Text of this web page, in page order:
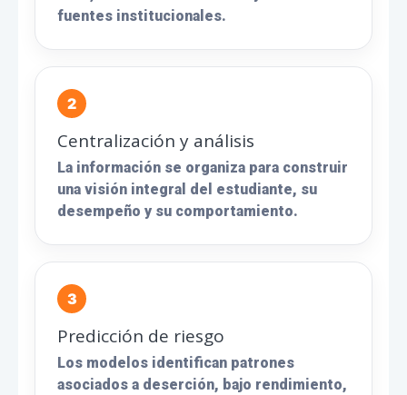
fuentes institucionales.
Centralización y análisis
La información se organiza para construir
una visión integral del estudiante, su
desempeño y su comportamiento.
Predicción de riesgo
Los modelos identifican patrones
asociados a deserción, bajo rendimiento,